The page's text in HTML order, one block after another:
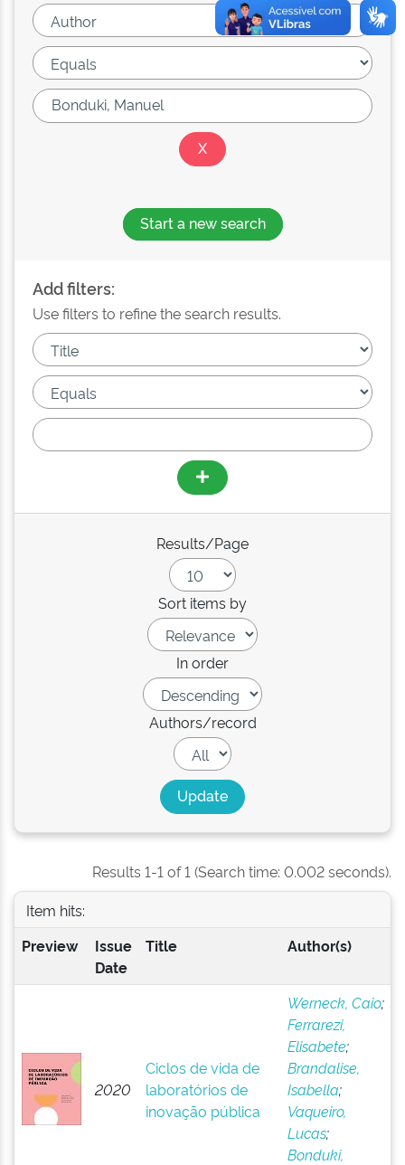
Start a new search
Add filters:
Use filters to refine the search results.
Results/Page
Sort items by
In order
Authors/record
Results 1-1 of 1 (Search time: 0.002 seconds).
Item hits:
Preview
Issue
Date
Title Author(s)
2020
Ciclos de vida de
laboratórios de
inovação pública
Werneck, Caio;
Ferrarezi,
Elisabete;
Brandalise,
Isabella;
Vaqueiro,
Lucas;
Bonduki,